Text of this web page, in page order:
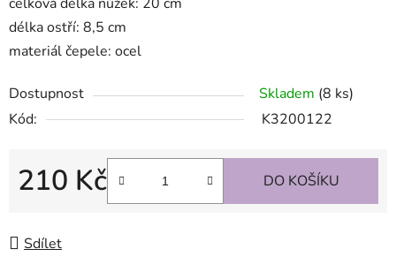
délka ostří: 8,5 cm
materiál čepele: ocel
Dostupnost Skladem (8 ks)
Kód:
K3200122
210 Kč DO KOŠÍKU
Sdílet